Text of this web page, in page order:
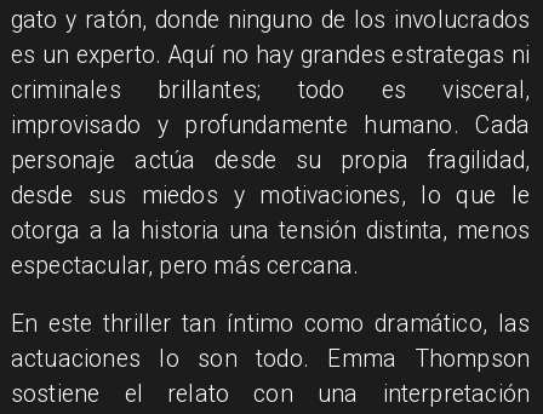
gato y ratón, donde ninguno de los involucrados
es un experto. Aquí no hay grandes estrategas ni
criminales brillantes; todo es visceral,
improvisado y profundamente humano. Cada
personaje actúa desde su propia fragilidad,
desde sus miedos y motivaciones, lo que le
otorga a la historia una tensión distinta, menos
espectacular, pero más cercana.
En este thriller tan íntimo como dramático, las
actuaciones lo son todo. Emma Thompson
sostiene el relato con una interpretación